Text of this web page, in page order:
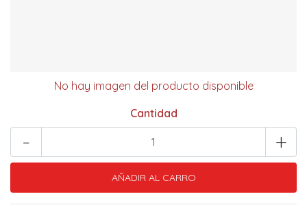
No hay imagen del producto disponible
Cantidad
+
-